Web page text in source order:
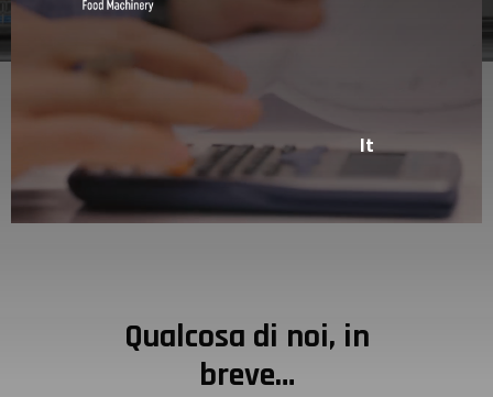
It
Qualcosa di noi, in
breve…